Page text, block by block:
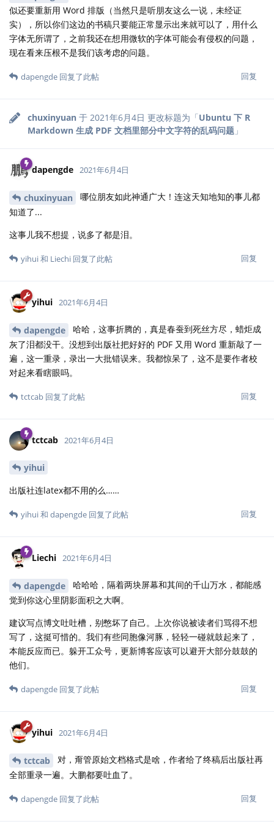
似还要重新用 Word 排版（当然只是听朋友这么一说，未经证
实），所以你们这边的书稿只要能正常显示出来就可以了，用什么
字体无所谓了，之前我还在想用微软的字体可能会有侵权的问题，
现在看来压根不是我们该考虑的问题。
回复
dapengde 回复了此帖
chuxinyuan 于 2021年6月4日 更改标题为「Ubuntu 下 R
Markdown 生成 PDF 文档里部分中文字符的乱码问题 」
dapengde 2021年6月4日
chuxinyuan
哪位朋友如此神通广大！连这天知地知的事儿都
知道了...
这事儿我不想提，说多了都是泪。
回复
yihui和 Liechi 回复了此帖
yihui 2021年6月4日
dapengde
哈哈，这事折腾的，真是春蚕到死丝方尽，蜡炬成
灰了泪都没干。没想到出版社把好好的 PDF 又用 Word 重新敲了一
遍，这一重录，录出一大批错误来。我都惊呆了，这不是要作者校
对起来看瞎眼吗。
回复
tctcab 回复了此帖
tctcab 2021年6月4日
yihui
出版社连latex都不用的么……
回复
yihui和 dapengde 回复了此帖
Liechi 2021年6月4日
dapengde
哈哈哈，隔着两块屏幕和其间的千山万水，都能感
觉到你这心里阴影面积之大啊。
建议写点博文吐吐槽，别憋坏了自己。上次你说被读者们骂得不想
写了，这挺可惜的。我们有些同胞像河豚，轻轻一碰就鼓起来了，
本能反应而已。躲开工众号，更新博客应该可以避开大部分鼓鼓的
他们。
回复
dapengde 回复了此帖
yihui 2021年6月4日
tctcab
对，甭管原始文档格式是啥，作者给了终稿后出版社再
全部重录一遍。大鹏都要吐血了。
回复
dapengde 回复了此帖